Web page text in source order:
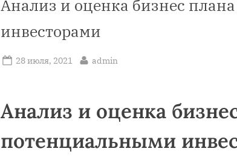
Анализ и оценка бизнес
инвесторами
Posted
28 июля, 2021 By
admin
Анализ и оценка
потенциальными